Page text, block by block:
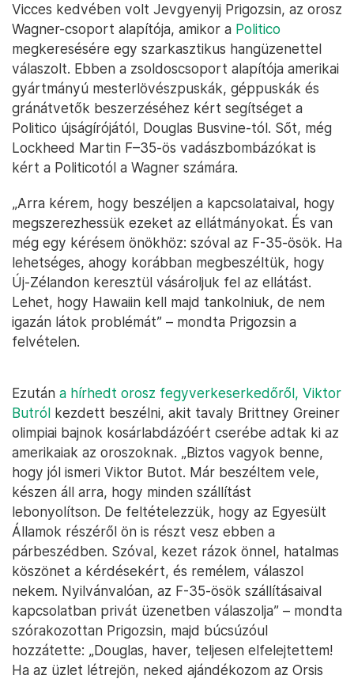
Vicces kedvében volt Jevgyenyij Prigozsin, az orosz
Wagner-csoport alapítója, amikor a Politico
megkeresésére egy szarkasztikus hangüzenettel
válaszolt. Ebben a zsoldoscsoport alapítója amerikai
gyártmányú mesterlövészpuskák, géppuskák és
gránátvetők beszerzéséhez kért segítséget a
Politico újságírójától, Douglas Busvine-tól. Sőt, még
Lockheed Martin F–35-ös vadászbombázókat is
kért a Politicotól a Wagner számára.
„Arra kérem, hogy beszéljen a kapcsolataival, hogy
megszerezhessük ezeket az ellátmányokat. És van
még egy kérésem önökhöz: szóval az F-35-ösök. Ha
lehetséges, ahogy korábban megbeszéltük, hogy
Új-Zélandon keresztül vásároljuk fel az ellátást.
Lehet, hogy Hawaiin kell majd tankolniuk, de nem
igazán látok problémát” – mondta Prigozsin a
felvételen.
Ezután a hírhedt orosz fegyverkeserkedőről, Viktor
Butról kezdett beszélni, akit tavaly Brittney Greiner
olimpiai bajnok kosárlabdázóért cserébe adtak ki az
amerikaiak az oroszoknak. „Biztos vagyok benne,
hogy jól ismeri Viktor Butot. Már beszéltem vele,
készen áll arra, hogy minden szállítást
lebonyolítson. De feltételezzük, hogy az Egyesült
Államok részéről ön is részt vesz ebben a
párbeszédben. Szóval, kezet rázok önnel, hatalmas
köszönet a kérdésekért, és remélem, válaszol
nekem. Nyilvánvalóan, az F-35-ösök szállításaival
kapcsolatban privát üzenetben válaszolja” – mondta
szórakozottan Prigozsin, majd búcsúzóul
hozzátette: „Douglas, haver, teljesen elfelejtettem!
Ha az üzlet létrejön, neked ajándékozom az Orsis